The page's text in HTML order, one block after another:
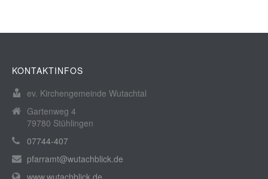
KONTAKTINFOS
ev. Kirchengemeinde Wutachtal
Gartenweg 4
79780 Stühlingen
07744-407
pfarramt@wutachblick.de